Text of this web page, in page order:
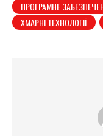
ПРОГРАМНЕ
ХМАРНІ ТЕХНОЛОГІЇ